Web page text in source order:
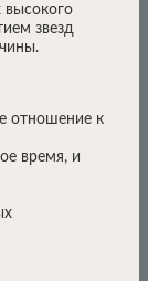
высокого
звезд
отношение к
время, и